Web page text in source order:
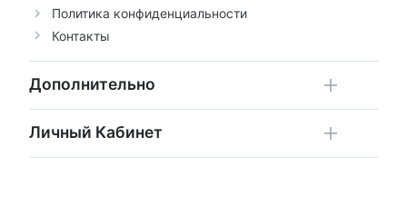
Политика конфиденциальности
Контакты
Дополнительно
Личный Кабинет